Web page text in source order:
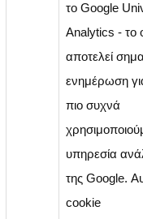
το Google
Analytics - το
αποτελεί
ενημέρωση
πιο συχνά
υπηρεσία
της Google.
cookie